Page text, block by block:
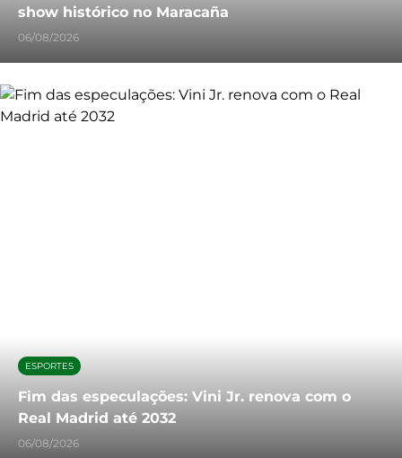
show histórico no Maracaña
06/08/2026
ESPORTES
Fim das especulações: Vini Jr. renova com o
Real Madrid até 2032
06/08/2026